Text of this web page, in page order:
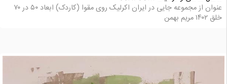
عنوان از مجموعه جایی در ایران اکرلیک روی مقوا (کاردک) ابعاد ۵۰ در ۷۰
خلق ۱۴۰۲ مریم بهمن